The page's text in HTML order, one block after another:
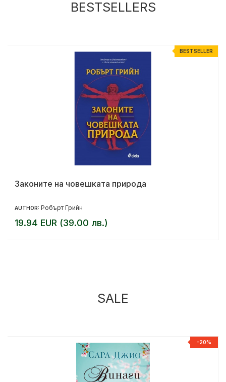
BESTSELLERS
BESTSELLER
Законите на човешката природа
AUTHOR: Робърт Грийн
19.94 EUR (39.00 лв.)
SALE
-20%